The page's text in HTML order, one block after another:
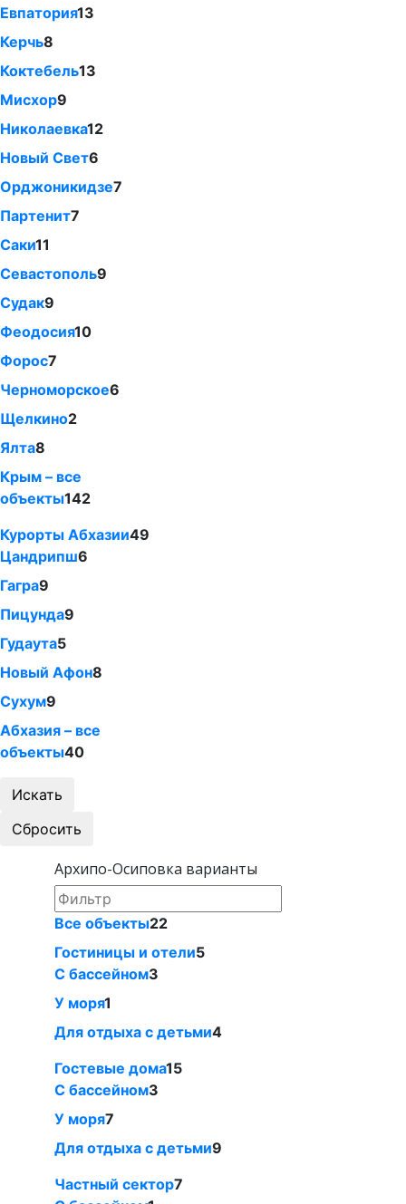
Евпатория13
Керчь8
Коктебель13
Мисхор9
Николаевка12
Новый Свет6
Орджоникидзе7
Партенит7
Саки11
Севастополь9
Судак9
Феодосия10
Форос7
Черноморское6
Щелкино2
Ялта8
Крым – все
объекты142
Курорты Абхазии49
Цандрипш6
Гагра9
Пицунда9
Гудаута5
Новый Афон8
Сухум9
Абхазия – все
объекты40
Архипо-Осиповка варианты
Все объекты22
Гостиницы и отели5
С бассейном3
У моря1
Для отдыха с детьми4
Гостевые дома15
С бассейном3
У моря7
Для отдыха с детьми9
Частный сектор7